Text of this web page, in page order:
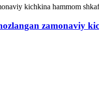
zamonaviy